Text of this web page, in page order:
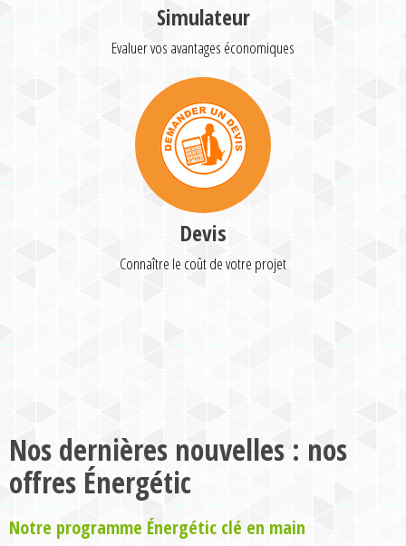
Simulateur
Evaluer vos avantages économiques
Devis
Connaître le coût de votre projet
Nos dernières nouvelles : nos
offres Énergétic
Notre programme Énergétic clé en main